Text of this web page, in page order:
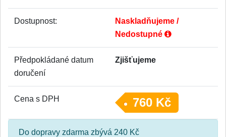
Dostupnost:
Naskladňujeme /
Nedostupné
Předpokládané datum
doručení
Zjišťujeme
Cena s DPH 760 Kč
Do dopravy zdarma zbývá 240 Kč